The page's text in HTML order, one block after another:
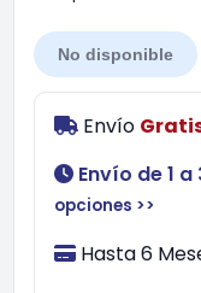
No disponible
Envío
Envío de 1
opciones >>
Hasta 6